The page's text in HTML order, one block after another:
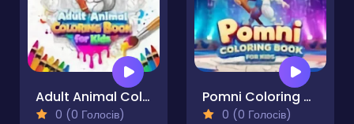
Adult Animal Coloring Book for Kids
0 (0 Голосів)
Pomni Coloring Book for Kids
0 (0 Голосів)